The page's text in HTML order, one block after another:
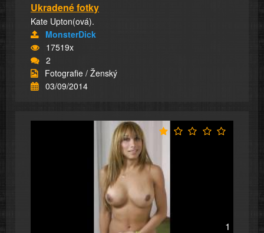
Ukradené fotky
Kate Upton(ová).
MonsterDick
17519x
2
Fotografie / Ženský
03/09/2014
1